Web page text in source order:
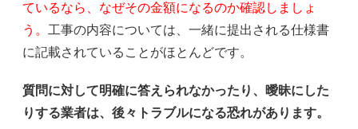
ているなら、なぜその金額になるのか確認しましょ
う。 工事の内容については、一緒に提出される仕様書
に記載されていることがほとんどです。
質問に対して明確に答えられなかったり、曖昧にした
りする業者は、後々トラブルになる恐れがあります。